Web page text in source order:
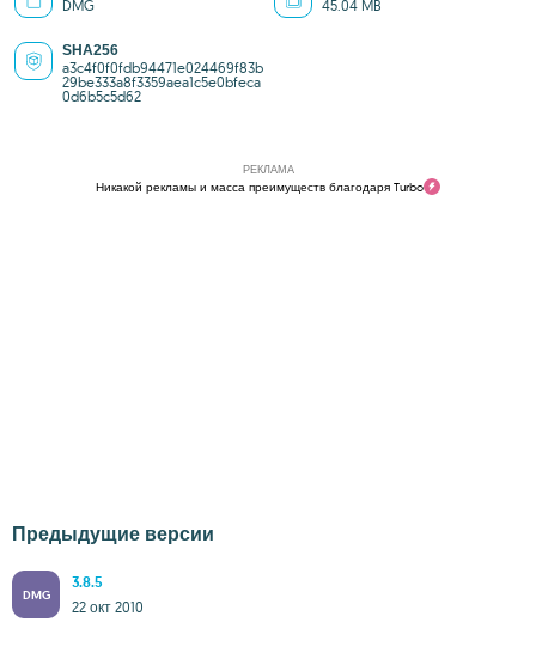
DMG 45.04 MB
SHA256
a3c4f0f0fdb94471e024469f83b
29be333a8f3359aea1c5e0bfeca
0d6b5c5d62
РЕКЛАМА
Никакой рекламы и масса преимуществ благодаря Turbo
Предыдущие версии
DMG
3.8.5
22 окт 2010